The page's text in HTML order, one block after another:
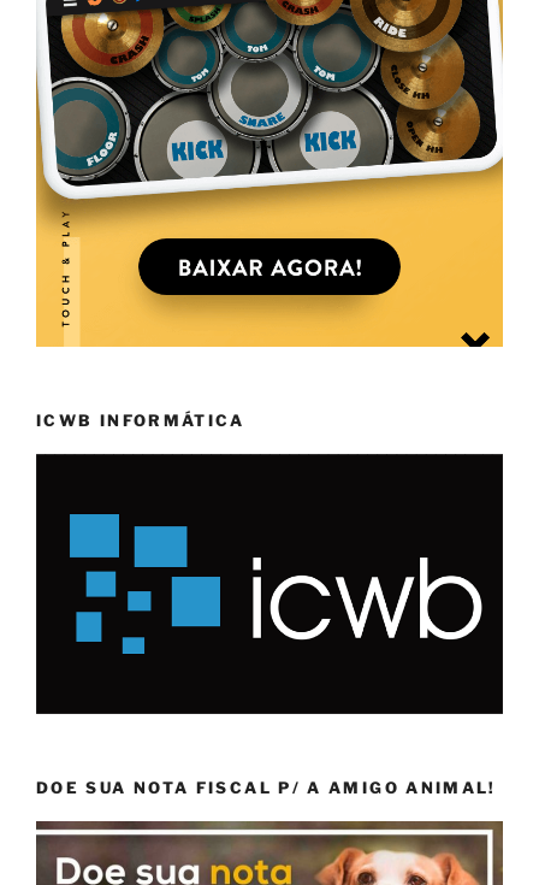
ICWB INFORMÁTICA
DOE SUA NOTA FISCAL P/ A AMIGO ANIMAL!